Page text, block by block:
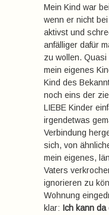
Mein Kind war
wenn er nicht
aktivst und
anfälliger dafür
zu wollen.
mein eigenes
Kind des
noch eins der
LIEBE Kinder
irgendetwas
Verbindung
sich, von
mein eigenes,
Vaters
ignorieren zu
Wohnung
klar: Ich kann da